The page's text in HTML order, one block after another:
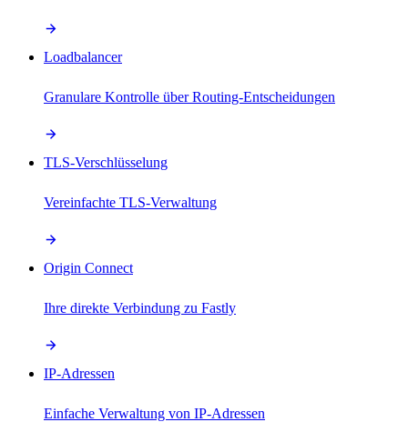
Loadbalancer
Granulare Kontrolle über Routing-Entscheidungen
TLS-Verschlüsselung
Vereinfachte TLS-Verwaltung
Origin Connect
Ihre direkte Verbindung zu Fastly
IP-Adressen
Einfache Verwaltung von IP-Adressen